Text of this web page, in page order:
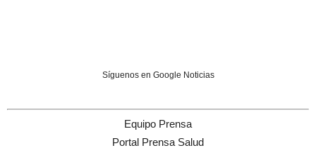
Síguenos en Google Noticias
Equipo Prensa
Portal Prensa Salud